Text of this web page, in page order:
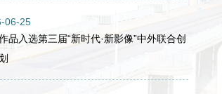
06-25
品入选第三届“新时代·新影像”中外联合创